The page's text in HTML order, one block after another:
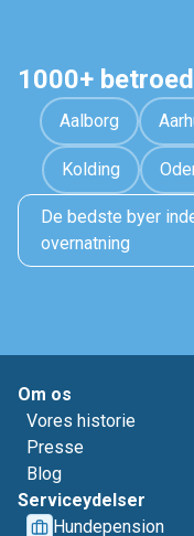
1000+
Aalborg
Kolding
De bedste byer
overnatning
Om os
Vores historie
Presse
Blog
Serviceydelser
Hundepension